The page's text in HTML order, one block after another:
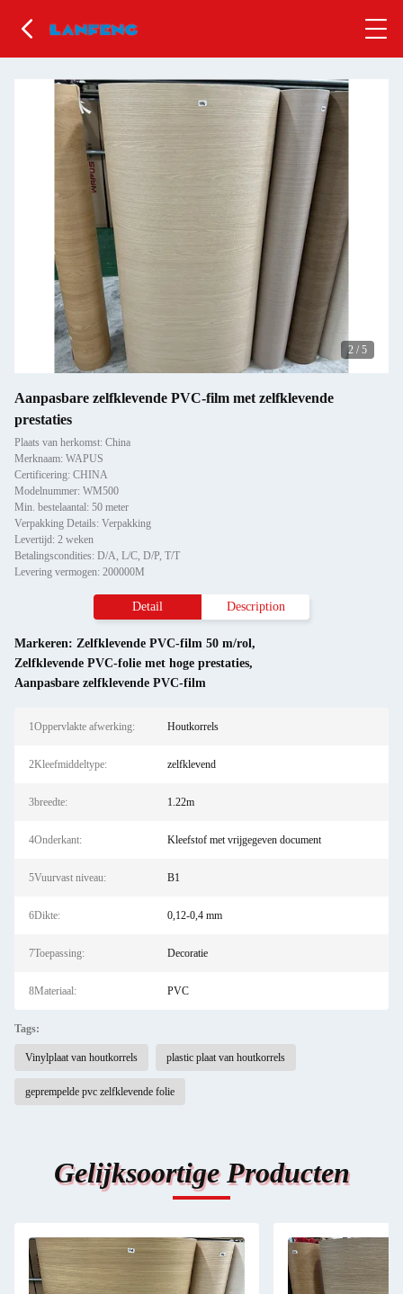
2 / 5
Aanpasbare zelfklevende PVC-film met zelfklevende
prestaties
Plaats van herkomst: China
Merknaam: WAPUS
Certificering: CHINA
Modelnummer: WM500
Min. bestelaantal: 50 meter
Verpakking Details: Verpakking
Levertijd: 2 weken
Betalingscondities: D/A, L/C, D/P, T/T
Levering vermogen: 200000M
Detail Description
Markeren: Zelfklevende PVC-film 50 m/rol,
Zelfklevende PVC-folie met hoge prestaties,
Aanpasbare zelfklevende PVC-film
1Oppervlakte afwerking: Houtkorrels
2Kleefmiddeltype: zelfklevend
3breedte: 1.22m
4Onderkant: Kleefstof met vrijgegeven document
5Vuurvast niveau: B1
6Dikte: 0,12-0,4 mm
7Toepassing: Decoratie
8Materiaal: PVC
Tags:
Vinylplaat van houtkorrels plastic plaat van houtkorrels
geprempelde pvc zelfklevende folie
Gelijksoortige Producten